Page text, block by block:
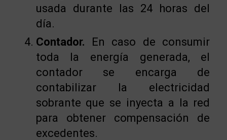
usada durante las 24 horas del
día.
Contador. En caso de consumir
toda la energía generada, el
contador se encarga de
contabilizar la electricidad
sobrante que se inyecta a la red
para obtener compensación de
excedentes.